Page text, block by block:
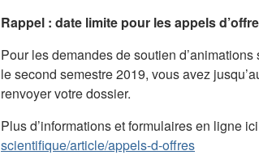
Rappel : date limite pour les appels
Pour les demandes de soutien
le second semestre 2019, vous avez
renvoyer votre dossier.
Plus d’informations et formulaires en ligne
scientifique/article/appels-d-offres